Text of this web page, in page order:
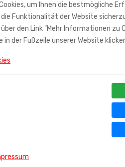
um Ihnen die bestmögliche
Funktionalität der Website
den Link "Mehr Informationen zu
der Fußzeile unserer Website